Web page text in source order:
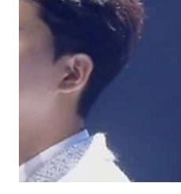
your shadow 이 한 세월 그대와 함께
these years 그대의 가슴에 /..